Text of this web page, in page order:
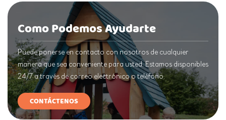
Como Podemos Ayudarte
Puede ponerse en contacto con nosotros de cualquier
manera que sea conveniente para usted. Estamos disponibles
24/7 a través de correo electrónico o teléfono.
CONTÁCTENOS